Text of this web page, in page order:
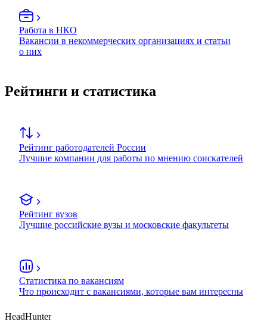
Работа в НКО
Вакансии в некоммерческих организациях и статьи
о них
Рейтинги и статистика
Рейтинг работодателей России
Лучшие компании для работы по мнению соискателей
Рейтинг вузов
Лучшие российские вузы и московские факультеты
Статистика по вакансиям
Что происходит с вакансиями, которые вам интересны
HeadHunter